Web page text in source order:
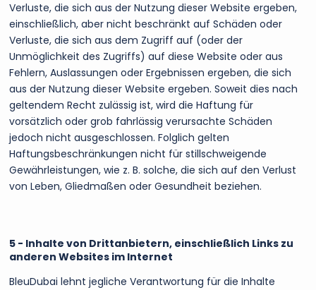
Verluste, die sich aus der Nutzung dieser Website ergeben,
einschließlich, aber nicht beschränkt auf Schäden oder
Verluste, die sich aus dem Zugriff auf (oder der
Unmöglichkeit des Zugriffs) auf diese Website oder aus
Fehlern, Auslassungen oder Ergebnissen ergeben, die sich
aus der Nutzung dieser Website ergeben. Soweit dies nach
geltendem Recht zulässig ist, wird die Haftung für
vorsätzlich oder grob fahrlässig verursachte Schäden
jedoch nicht ausgeschlossen. Folglich gelten
Haftungsbeschränkungen nicht für stillschweigende
Gewährleistungen, wie z. B. solche, die sich auf den Verlust
von Leben, Gliedmaßen oder Gesundheit beziehen.
5 - Inhalte von Drittanbietern, einschließlich Links zu
anderen Websites im Internet
BleuDubai lehnt jegliche Verantwortung für die Inhalte